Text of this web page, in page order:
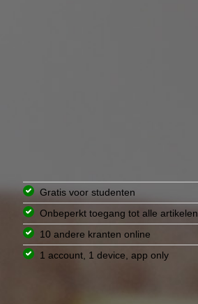
Gratis voor studenten
Onbeperkt toegang tot alle artikelen
10 andere kranten online
1 account, 1 device, app only